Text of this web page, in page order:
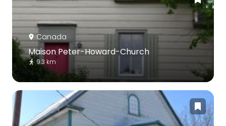
Canada
Maison Peter-Howard-Church
9.3 km